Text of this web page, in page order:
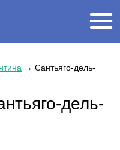
→ Сантьяго-дель-
дель-